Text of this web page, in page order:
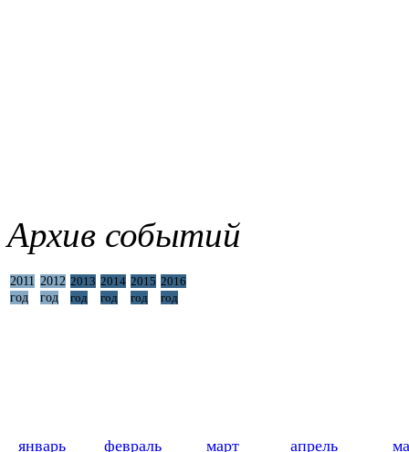
Архив событий
2011
год
2012
год
2013
год
2014
год
2015
год
2016
год
январь февраль март апрель